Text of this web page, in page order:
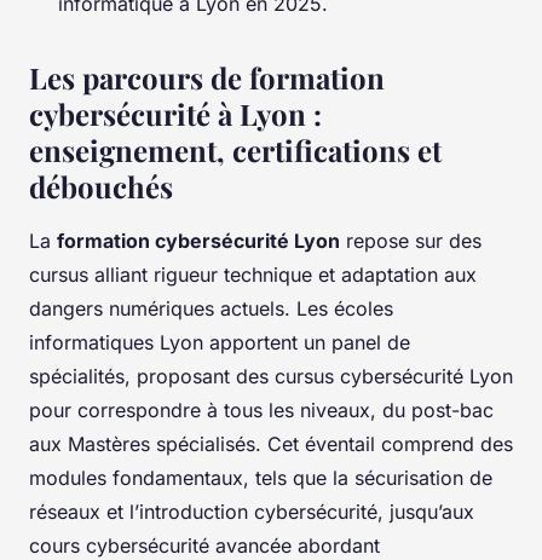
Les parcours de formation
cybersécurité à Lyon :
enseignement, certifications et
débouchés
La formation cybersécurité Lyon repose sur des
cursus alliant rigueur technique et adaptation aux
dangers numériques actuels. Les écoles
informatiques Lyon apportent un panel de
spécialités, proposant des cursus cybersécurité Lyon
pour correspondre à tous les niveaux, du post-bac
aux Mastères spécialisés. Cet éventail comprend des
modules fondamentaux, tels que la sécurisation de
réseaux et l’introduction cybersécurité, jusqu’aux
cours cybersécurité avancée abordant